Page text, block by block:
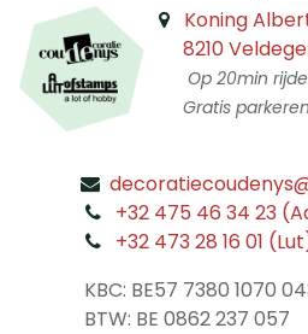
Koning
8210
Op 20min
Gratis parkeren
+32 475 46 34 23
+32 473 28 16 01
KBC: BE57 7380 1070
​ BTW: BE 0862 237 057